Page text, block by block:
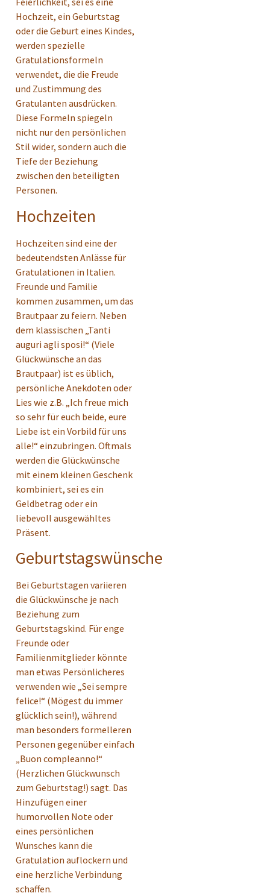
Hochzeit, ein Geburtstag
oder die Geburt eines Kindes,
werden spezielle
Gratulationsformeln
verwendet, die die Freude
und Zustimmung des
Gratulanten ausdrücken.
Diese Formeln spiegeln
nicht nur den persönlichen
Stil wider, sondern auch die
Tiefe der Beziehung
zwischen den beteiligten
Personen.
Hochzeiten
Hochzeiten sind eine der
bedeutendsten Anlässe für
Gratulationen in Italien.
Freunde und Familie
kommen zusammen, um das
Brautpaar zu feiern. Neben
dem klassischen „Tanti
auguri agli sposi!“ (Viele
Glückwünsche an das
Brautpaar) ist es üblich,
persönliche Anekdoten oder
Lies wie z.B. „Ich freue mich
so sehr für euch beide, eure
Liebe ist ein Vorbild für uns
alle!“ einzubringen. Oftmals
werden die Glückwünsche
mit einem kleinen Geschenk
kombiniert, sei es ein
Geldbetrag oder ein
liebevoll ausgewähltes
Präsent.
Geburtstagswünsche
Bei Geburtstagen variieren
die Glückwünsche je nach
Beziehung zum
Geburtstagskind. Für enge
Freunde oder
Familienmitglieder könnte
man etwas Persönlicheres
verwenden wie „Sei sempre
felice!“ (Mögest du immer
glücklich sein!), während
man besonders formelleren
Personen gegenüber einfach
„Buon compleanno!“
(Herzlichen Glückwunsch
zum Geburtstag!) sagt. Das
Hinzufügen einer
humorvollen Note oder
eines persönlichen
Wunsches kann die
Gratulation auflockern und
eine herzliche Verbindung
schaffen.